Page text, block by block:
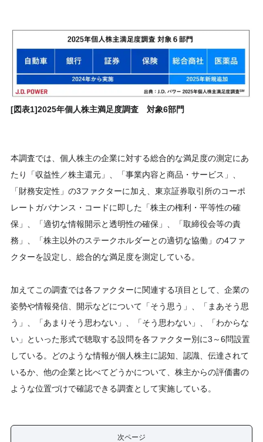
[図表1]2025年個人株主満足度調査 対象6部門
本調査では、個人株主の企業に対する総合的な満足度の測定にあ
たり「収益性／株主還元」、「事業内容と商品・サービス」、
「財務安定性」の3ファクターに加え、東京証券取引所のコーポ
レートガバナンス・コードに即した「株主の権利・平等性の確
保」、「適切な情報開示と透明性の確保」、「取締役会等の責
務」、「株主以外のステークホルダーとの適切な協働」の4ファ
クターを設定し、総合的な満足度を測定している。
加えてこの調査では各ファクターに関連する項目として、企業の
姿勢や情報発信、開示などについて「そう思う」、「まあそう思
う」、「あまりそう思わない」、「そう思わない」、「わからな
い」といった形式で聴取する設問を各ファクター別に3～6問設置
している。どのような情報が個人株主に認知、認識、伝達されて
いるか、他の企業と比べてどうかについて、株主からの評価書の
ような位置づけで確認できる調査として実施している。
次ページ